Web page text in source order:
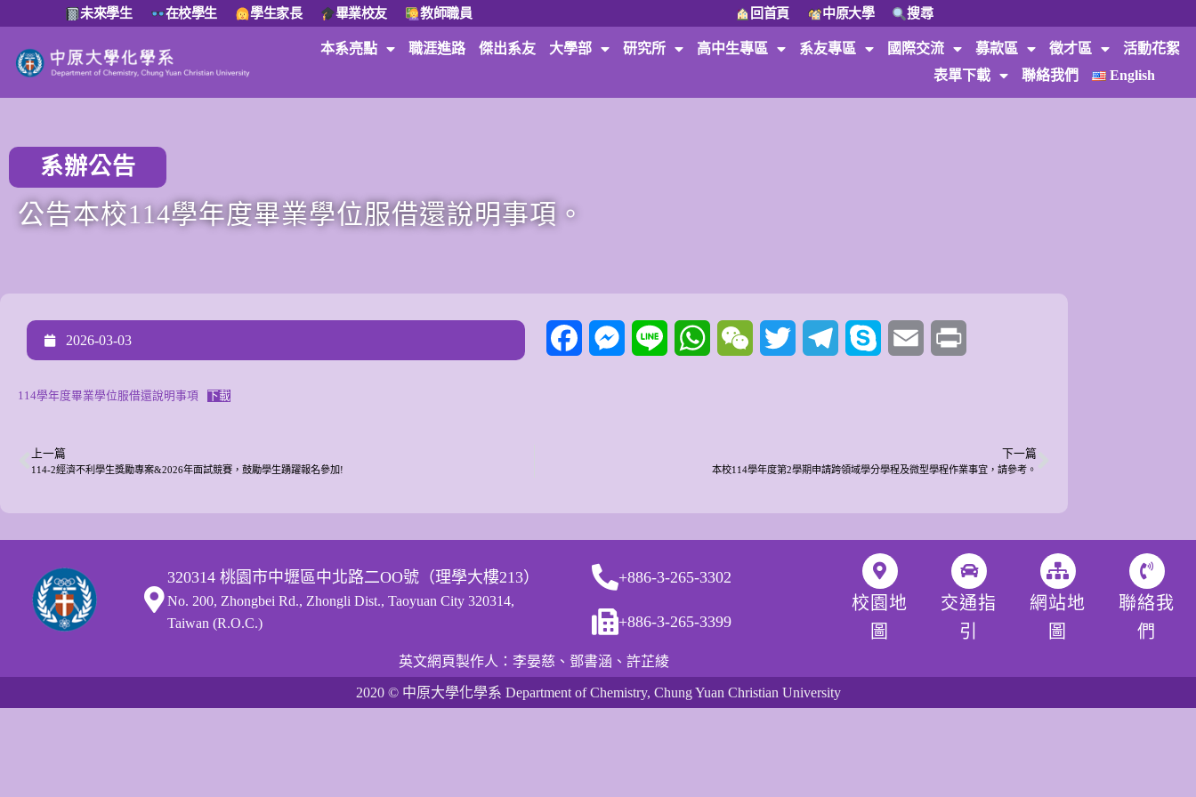
未來學生 在校學生 學生家長 畢業校友 教師職員 回首頁 中原大學 搜尋
本系亮點 職涯進路 傑出系友 大學部 研究所 高中生專區 系友專區 國際交流 募款區 徵才區
活動花絮
表單下載
聯絡我們 English
系辦公告
公告本校114學年度畢業學位服借還說明事項。
2026-03-03 FacebookMessengerLine WhatsAppWeChat Twitter Telegram Skype Email
114學年度畢業學位服借還說明事項 下載
上一篇
114-2經濟不利學生獎勵專案&2026年面試競賽，鼓勵學生踴躍報名參加!
下一篇
本校114學年度第2學期申請跨領域學分學程及微型學程作業事宜，請參考。
320314 桃園市中壢區中北路二OO號（理學大樓213）
No. 200, Zhongbei Rd., Zhongli Dist., Taoyuan City 320314,
Taiwan (R.O.C.)
+886-3-265-3302
+886-3-265-3399
校園地
圖
交通指
引
網站地
圖
聯絡我
們
英文網頁製作人：李晏慈、鄧書涵、許芷綾
2020 © 中原大學化學系 Department of Chemistry, Chung Yuan Christian University